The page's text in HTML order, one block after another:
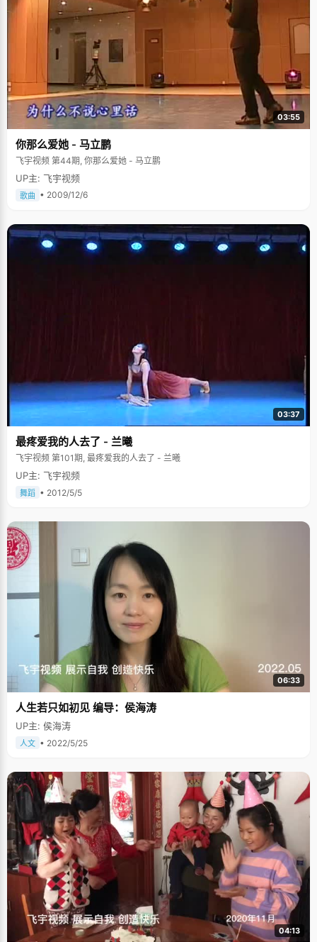
03:55
你那么爱她 - 马立鹏
飞宇视频 第44期, 你那么爱她 - 马立鹏
UP主: 飞宇视频
歌曲 • 2009/12/6
03:37
最疼爱我的人去了 - 兰曦
飞宇视频 第101期, 最疼爱我的人去了 - 兰曦
UP主: 飞宇视频
舞蹈 • 2012/5/5
06:33
人生若只如初见 编导：侯海涛
UP主: 侯海涛
人文 • 2022/5/25
04:13